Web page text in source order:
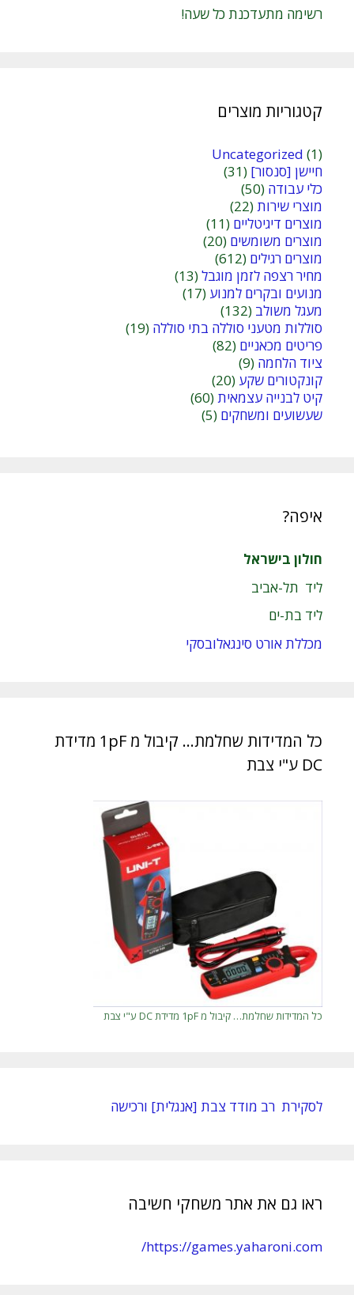
רשימה מתעדכנת כל שעה!
קטגוריות מוצרים
Uncategorized (1)
חיישן [סנסור] (31)
כלי עבודה (50)
מוצרי שירות(22)
מוצרים דיגיטליים (11)
מוצרים משומשים (20)
מוצרים רגילים (612)
מחיר רצפה לזמן מוגבל(13)
מנועים ובקרים למנוע (17)
מעגל משולב (132)
סוללות מטעני סוללה בתי סוללה (19)
פריטים מכאניים (82)
ציוד הלחמה (9)
קונקטורים שקע (20)
קיט לבנייה עצמאית(60)
שעשועים ומשחקים (5)
איפה?
חולון בישראל
ליד תל-אביב
ליד בת-ים
מכללת אורט סינגאלובסקי
כל המדידות שחלמת… קיבול מ 1pF מדידת
DC ע"י צבת
כל המדידות שחלמת… קיבול מ 1pF מדידת DC ע"י צבת
לסקירת רב מודד צבת [אנגלית] ורכישה
ראו גם את אתר משחקי חשיבה
https://games.yaharoni.com/